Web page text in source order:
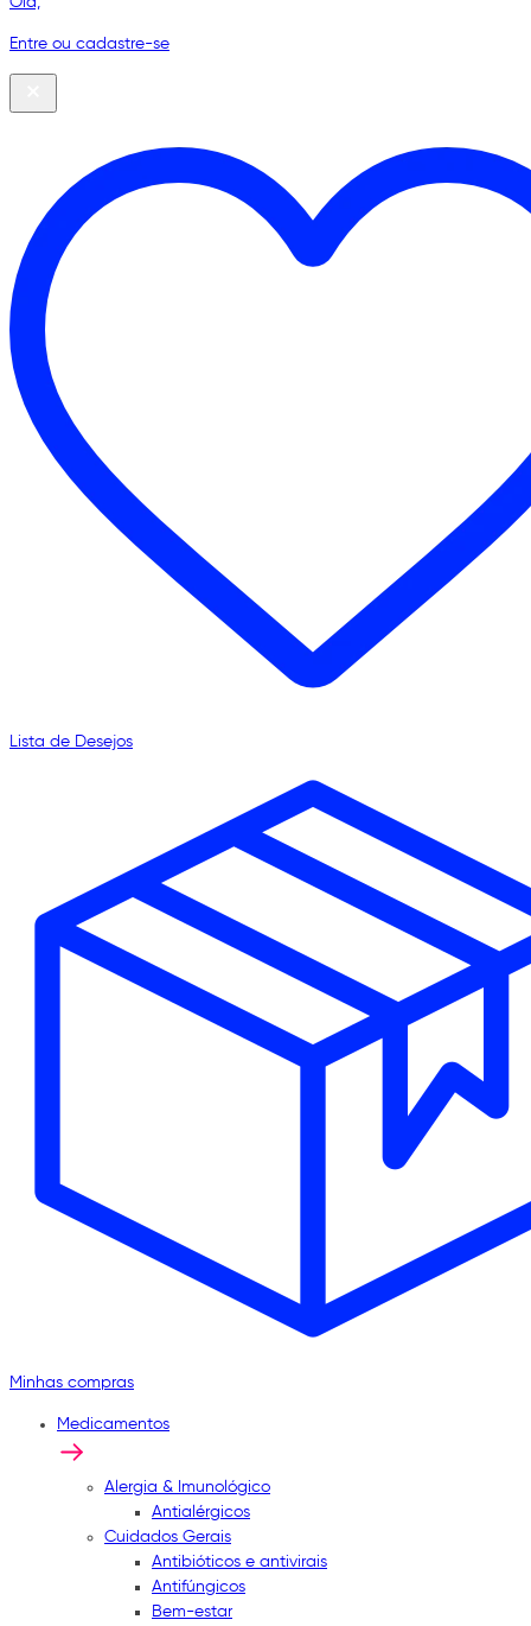
Entre ou cadastre-se
Lista de Desejos
Minhas compras
Medicamentos
Alergia & Imunológico
Antialérgicos
Cuidados Gerais
Antibióticos e antivirais
Antifúngicos
Bem-estar